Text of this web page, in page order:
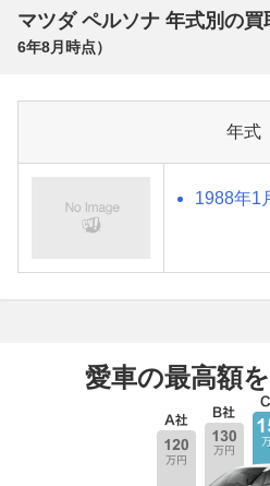
マツダ ペルソナ 年式別の
6年8月 時点）
年式
1988年1
愛車の最高額